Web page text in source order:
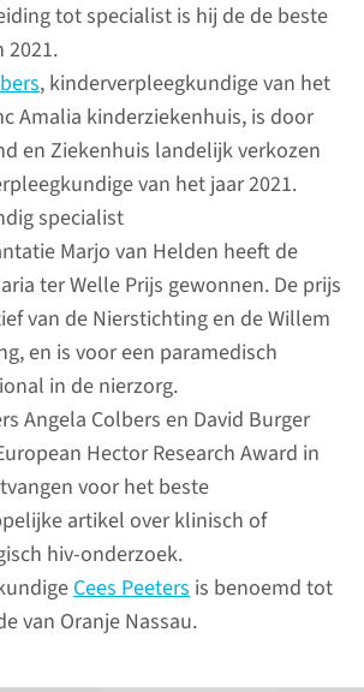
tot specialist is hij de de beste
2021.
, kinderverpleegkundige van het
Amalia kinderziekenhuis, is door
en Ziekenhuis landelijk verkozen
van het jaar 2021.
specialist
Marjo van Helden heeft de
ter Welle Prijs gewonnen. De prijs
van de Nierstichting en de Willem
en is voor een paramedisch
in de nierzorg.
Angela Colbers en David Burger
Hector Research Award in
voor het beste
artikel over klinisch of
hiv-onderzoek.
Cees Peeters is benoemd tot
van Oranje Nassau.
is het nieuwe
ingegaan.
hiervan is de
van begeleiding
meer
zijn 30 nieuwe
benoemd (18
12 mannen). Eind
het Radboudumc 205
in dienst.